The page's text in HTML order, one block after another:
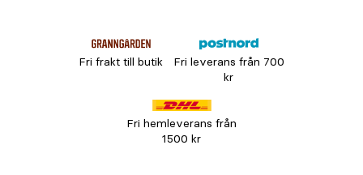
Fri frakt till butik
Fri leverans från 700
kr
Fri hemleverans från
1500 kr